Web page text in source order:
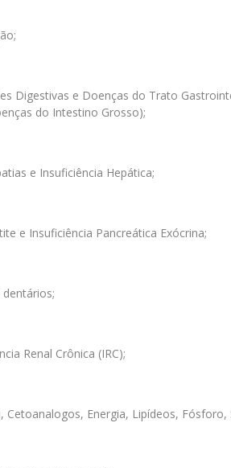
Digestivas e Doenças do Trato
do Intestino Grosso);
e Insuficiência Hepática;
e Insuficiência Pancreática Exócrina;
dentários;
Renal Crônica (IRC);
Cetoanalogos, Energia, Lipídeos,